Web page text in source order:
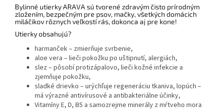
Bylinné utierky ARAVA sú tvorené zdravým čisto prírodným
zložením, bezpečným pre psov, mačky, všetkých domácich
miláčikov rôznych veľkostí rás, dokonca aj pre kone!
Utierky obsahujú?
harmanček – zmierňuje svrbenie,
aloe vera – lieči pokožku po uštipnutí, alergiách,
slez – pôsobí protizápalovo, lieči kožné infekcie a
zjemňuje pokožku,
sladké drievko – urýchľuje regeneráciu tkaniva, lopúch –
má výrazné antivírusové a antibakteriálne účinky,
Vitamíny E, D, B5 a samozrejme minerály z mŕtveho mora